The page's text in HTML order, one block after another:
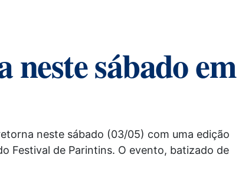
sábado em
neste sábado (03/05) com uma edição
Festival de Parintins. O evento, batizado de